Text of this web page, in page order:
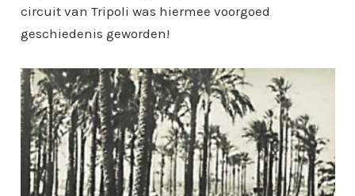
circuit van Tripoli was hiermee voorgoed
geschiedenis geworden!